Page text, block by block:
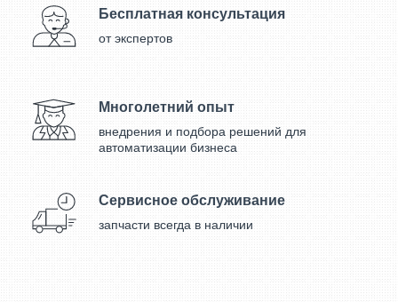
Бесплатная консультация
от экспертов
Многолетний опыт
внедрения и подбора решений для
автоматизации бизнеса
Сервисное обслуживание
запчасти всегда в наличии